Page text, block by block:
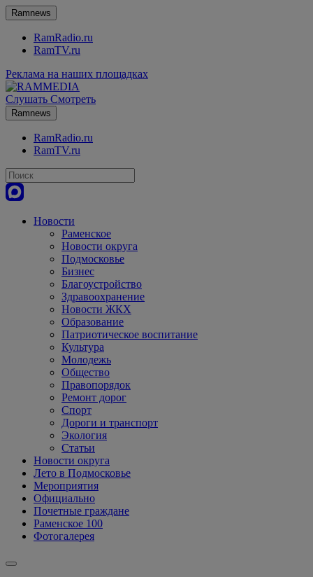
Ramnews
RamRadio.ru
RamTV.ru
Реклама на наших площадках
Слушать Смотреть
Ramnews
RamRadio.ru
RamTV.ru
Новости
Раменское
Новости округа
Подмосковье
Бизнес
Благоустройство
Здравоохранение
Новости ЖКХ
Образование
Патриотическое воспитание
Культура
Молодежь
Общество
Правопорядок
Ремонт дорог
Спорт
Дороги и транспорт
Экология
Статьи
Новости округа
Лето в Подмосковье
Мероприятия
Официально
Почетные граждане
Раменское 100
Фотогалерея